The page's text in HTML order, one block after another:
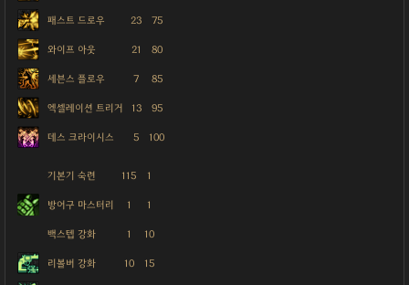
패스트 드로우 23 75
와이프 아웃 21 80
세븐스 플로우 7 85
엑셀레이션 트리거 13 95
데스 크라이시스 5 100
기본기 숙련 115 1
방어구 마스터리 1 1
백스텝 강화 1 10
리볼버 강화 10 15